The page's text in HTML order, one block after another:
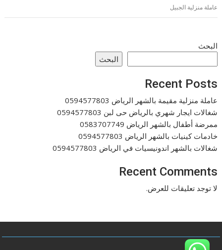
عاملة منزلية الجبيل
البحث
البحث
Recent Posts
عاملة منزلية مقيمة بالشهر الرياض 0594577803
شغالات ايجار شهري بالرياض حى لبن 0594577803
ممرضة أطفال بالشهر الرياض 0583707749
خادمات كينيات بالشهر الرياض 0594577803
شغالات بالشهر اندونيسيات في الرياض 0594577803
Recent Comments
لا توجد تعليقات للعرض.